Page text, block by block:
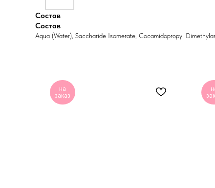
Состав
Состав
Aqua (Water), Saccharide Isomerate, Cocamidopropyl
на
заказ